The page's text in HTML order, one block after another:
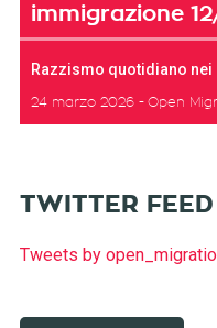
immigrazione
Razzismo quotidiano
24 marzo 2026 Open
TWITTER FEED
Tweets by